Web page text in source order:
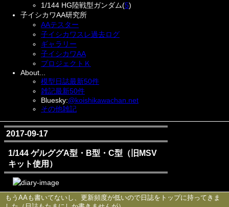
1/144 HG陸戦型ガンダム(5)
子イシカワAA研究所
AAテスター
子イシカワスレ過去ログ
ギャラリー
子イシカワAA
プロジェクトＫ
About...
模型日誌最新50件
雑記最新50件
Bluesky:@koishikawachan.net
その他雑記
2017-09-17
1/144 ゲルググA型・B型・C型（旧MSV
キット使用）
1/100ガンダムの塗装ついでに長年サフ放置
もうAAも書いてないし、更新頻度が低いので日誌をトップに持ってきま